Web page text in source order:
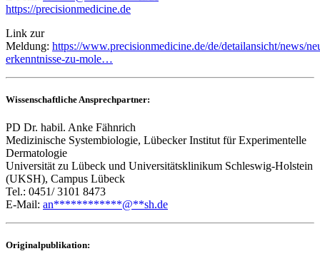
https://precisionmedicine.de
Link zur
Meldung: https://www.precisionmedicine.de/de/detailansicht/news/
erkenntnisse-zu-mole…
Wissenschaftliche Ansprechpartner:
PD Dr. habil. Anke Fähnrich
Medizinische Systembiologie, Lübecker Institut für Experimentelle
Dermatologie
Universität zu Lübeck und Universitätsklinikum Schleswig-Holstein
(UKSH), Campus Lübeck
Tel.: 0451/ 3101 8473
E-Mail: an************@**sh.de
Originalpublikation: